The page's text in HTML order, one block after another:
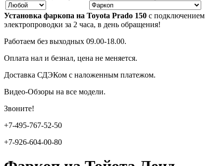
Установка фаркопа на Toyota Prado 150 с подключением
электропроводки за 2 часа, в день обращения!
Работаем без выходных 09.00-18.00.
Оплата нал и безнал, цена не меняется.
Доставка СДЭКом с наложенным платежом.
Видео-Обзоры на все модели.
Звоните!
+7-495-767-52-50
+7-926-604-00-80